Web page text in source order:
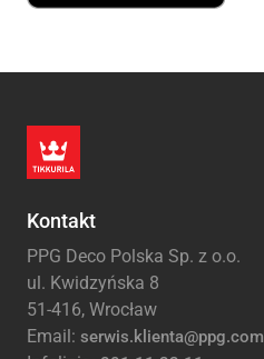
Kontakt
PPG Deco Polska Sp. z o.o.
ul. Kwidzyńska 8
51-416, Wrocław
Email: serwis.klienta@ppg.com